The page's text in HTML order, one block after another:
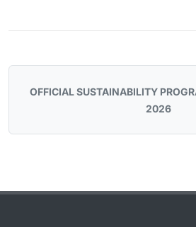
OFFICIAL SUSTAINABILITY
2026